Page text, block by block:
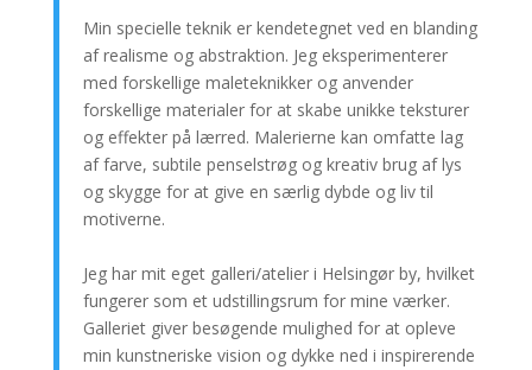
Min specielle teknik er kendetegnet ved en blanding
af realisme og abstraktion. Jeg eksperimenterer
med forskellige maleteknikker og anvender
forskellige materialer for at skabe unikke teksturer
og effekter på lærred. Malerierne kan omfatte lag
af farve, subtile penselstrøg og kreativ brug af lys
og skygge for at give en særlig dybde og liv til
motiverne.
Jeg har mit eget galleri/atelier i Helsingør by, hvilket
fungerer som et udstillingsrum for mine værker.
Galleriet giver besøgende mulighed for at opleve
min kunstneriske vision og dykke ned i inspirerende